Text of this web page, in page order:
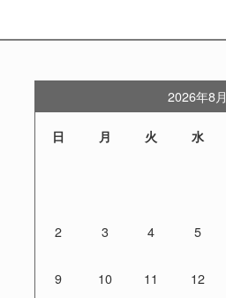
2026年8月
日 月 火 水
2 3 4 5
9 10 11 12